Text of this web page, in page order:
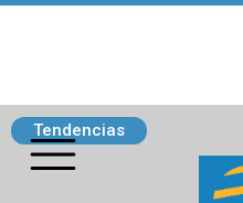
Tendencias